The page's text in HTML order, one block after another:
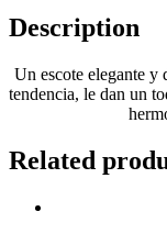
Description
Un escote elegante y
tendencia, le dan un
Related